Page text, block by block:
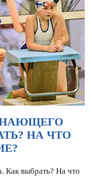
НА ЧТО
Как выбрать? На что